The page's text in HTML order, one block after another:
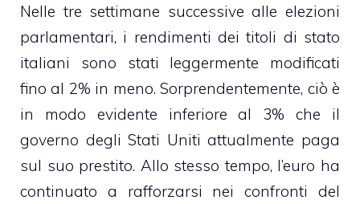
Nelle tre settimane successive alle elezioni
parlamentari, i rendimenti dei titoli di stato
italiani sono stati leggermente modificati
fino al 2% in meno. Sorprendentemente, ciò è
in modo evidente inferiore al 3% che il
governo degli Stati Uniti attualmente paga
sul suo prestito. Allo stesso tempo, l’euro ha
continuato a rafforzarsi nei confronti del